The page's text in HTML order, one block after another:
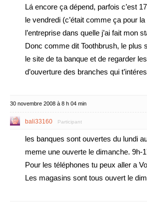
Lá encore ça dépend, parfois c’est
le vendredi (c’était comme ça pour
l’entreprise dans quelle j’ai fait mon
Donc comme dit Toothbrush, le plus
le site de ta banque et de regarder
d’ouverture des branches qui
30 novembre 2008 à 8 h 04 min
bali33160 Participant
les banques sont ouvertes du lundi
meme une ouverte le dimanche. 9h-
Pour les téléphones tu peux aller a
Les magasins sont tous ouvert le